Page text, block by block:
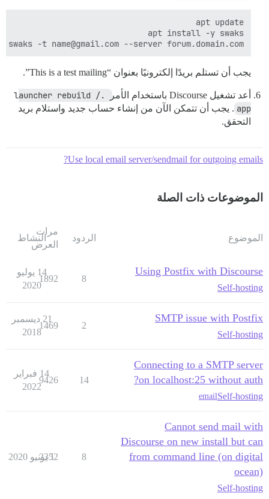
swaks -t name@gmail.com --server forum.domain.com
يجب أن تستلم بريدًا إلكترونيًا بعنوان “This is a test mailing”.
أعد تشغيل Discourse باستخدام الأمر
./launcher rebuild
app . يجب أن تتمكن الآن من إنشاء حساب جديد واستلام بريد
التحقق.
Use local email server/sendmail for outgoing emails?
الموضوعات ذات الصلة
الموضوع الردود
مرات
العرض
النشاط
Using Postfix with Discourse
Self-hosting
8
1892
14 يوليو
2020
SMTP issue with Postfix
Self-hosting
2
1469
21 ديسمبر
2018
Connecting to a SMTP server
on localhost:25 without auth?
Self-hosting
email
14
9426
14 فبراير
2022
Cannot send mail with
Discourse on new install but can
from command line (on digital
ocean)
Self-hosting
8
2352
1 يونيو 2020